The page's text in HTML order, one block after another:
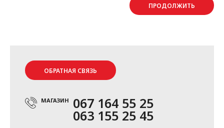
ПРОДОЛЖИТЬ
ОБРАТНАЯ СВЯЗЬ
МАГАЗИН 067 164 55 25
063 155 25 45